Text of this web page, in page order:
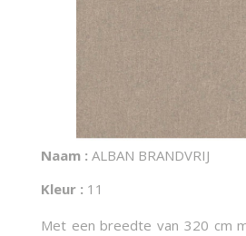
Naam : ALBAN BRANDVRIJ
Kleur : 11
Met een breedte van 320 cm